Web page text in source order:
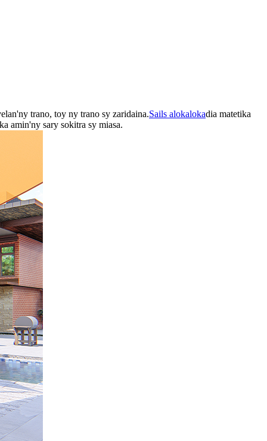
trano, toy ny trano sy zaridaina.Sails alokalokadia matetika
amin'ny sary sokitra sy miasa.